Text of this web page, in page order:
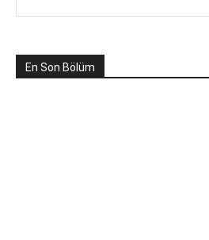
En Son Bölüm